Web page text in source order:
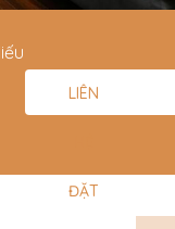
LIÊN
ĐẶT